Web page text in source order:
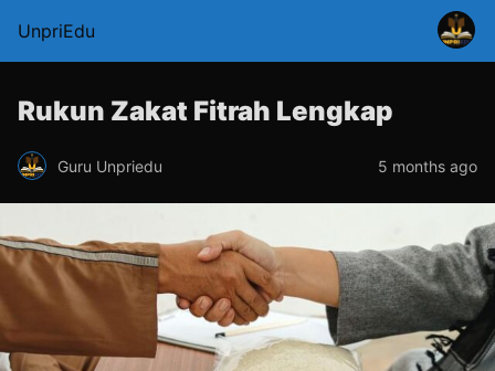
UnpriEdu
Rukun Zakat Fitrah Lengkap
Guru Unpriedu 5 months ago